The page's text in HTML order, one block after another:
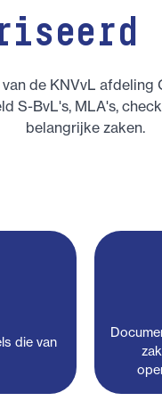
de KNVvL
S-BvL's, MLA's,
belangrijke zaken.
die van